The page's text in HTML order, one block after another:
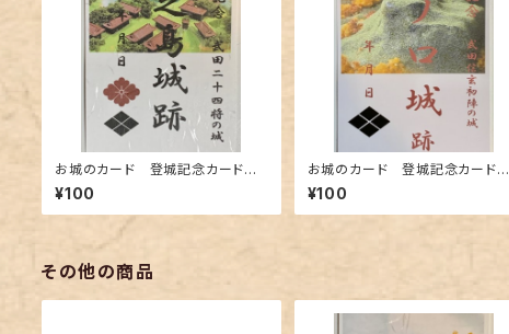
お城のカード 登城記念カード
武田24将 馬場信春公 牧之島
城跡A
¥100
お城のカード 登城記念カード
武田信玄初陣の城 海ノ口城跡A
¥100
その他の商品